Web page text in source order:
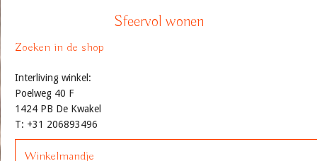
Sfeervol wonen
Zoeken in de shop
Interliving winkel:
Poelweg 40 F
1424 PB De Kwakel
T: +31 206893496
Winkelmandje